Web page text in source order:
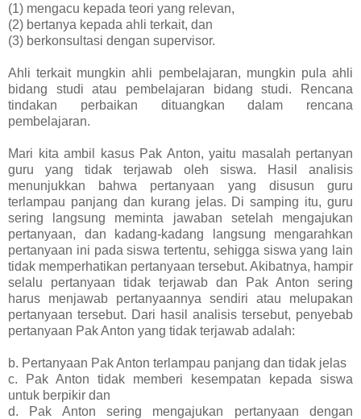
(1) mengacu kepada teori yang relevan,
(2) bertanya kepada ahli terkait, dan
(3) berkonsultasi dengan supervisor.
Ahli terkait mungkin ahli pembelajaran, mungkin pula ahli
bidang studi atau pembelajaran bidang studi. Rencana
tindakan perbaikan dituangkan dalam rencana
pembelajaran.
Mari kita ambil kasus Pak Anton, yaitu masalah pertanyan
guru yang tidak terjawab oleh siswa. Hasil analisis
menunjukkan bahwa pertanyaan yang disusun guru
terlampau panjang dan kurang jelas. Di samping itu, guru
sering langsung meminta jawaban setelah mengajukan
pertanyaan, dan kadang-kadang langsung mengarahkan
pertanyaan ini pada siswa tertentu, sehigga siswa yang lain
tidak memperhatikan pertanyaan tersebut. Akibatnya, hampir
selalu pertanyaan tidak terjawab dan Pak Anton sering
harus menjawab pertanyaannya sendiri atau melupakan
pertanyaan tersebut. Dari hasil analisis tersebut, penyebab
pertanyaan Pak Anton yang tidak terjawab adalah:
b. Pertanyaan Pak Anton terlampau panjang dan tidak jelas
c. Pak Anton tidak memberi kesempatan kepada siswa
untuk berpikir dan
d. Pak Anton sering mengajukan pertanyaan dengan